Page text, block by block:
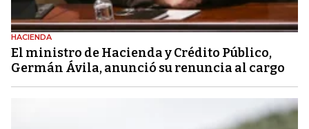
HACIENDA
El ministro de Hacienda y Crédito Público,
Germán Ávila, anunció su renuncia al cargo